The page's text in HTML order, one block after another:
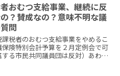
おむつ支給事業、継続に反
？賛成なの？意味不明な議
問
税者のおむつ支給事業をやめるこ
険特別会計予算を２月定例会で可
る市民共同議員団は反対）あわせ